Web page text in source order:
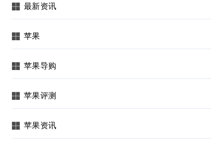
最新资讯
苹果
苹果导购
苹果评测
苹果资讯